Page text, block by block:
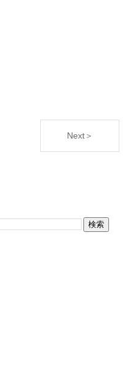
Next＞